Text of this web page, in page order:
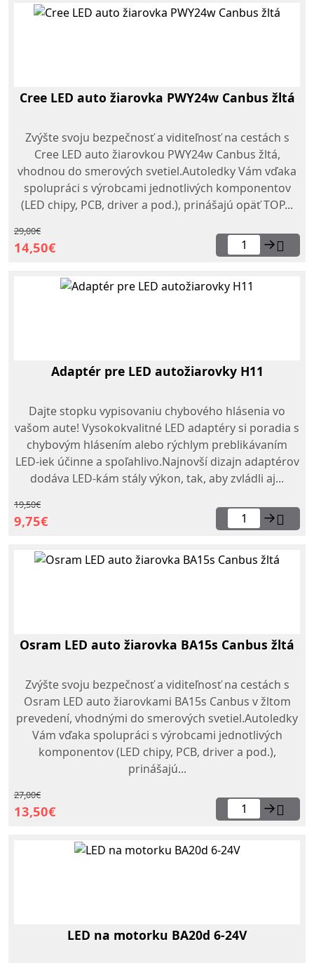
Cree LED auto žiarovka PWY24w Canbus žltá
Zvýšte svoju bezpečnosť a viditeľnosť na cestách s
Cree LED auto žiarovkou PWY24w Canbus žltá,
vhodnou do smerových svetiel.Autoledky Vám vďaka
spolupráci s výrobcami jednotlivých komponentov
(LED chipy, PCB, driver a pod.), prinášajú opäť TOP...
29,00€
14,50€ →
Adaptér pre LED autožiarovky H11
Dajte stopku vypisovaniu chybového hlásenia vo
vašom aute! Vysokokvalitné LED adaptéry si poradia s
chybovým hlásením alebo rýchlym preblikávaním
LED-iek účinne a spoľahlivo.Najnovší dizajn adaptérov
dodáva LED-kám stály výkon, tak, aby zvládli aj...
19,50€
9,75€ →
Osram LED auto žiarovka BA15s Canbus žltá
Zvýšte svoju bezpečnosť a viditeľnosť na cestách s
Osram LED auto žiarovkami BA15s Canbus v žltom
prevedení, vhodnými do smerových svetiel.Autoledky
Vám vďaka spolupráci s výrobcami jednotlivých
komponentov (LED chipy, PCB, driver a pod.),
prinášajú...
27,00€
13,50€ →
LED na motorku BA20d 6-24V